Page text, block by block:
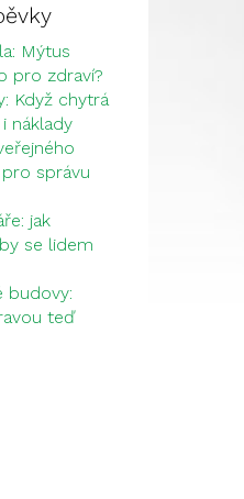
Mýtus
pro zdraví?
Když chytrá
náklady
správu
jak
se lidem
budovy:
teď